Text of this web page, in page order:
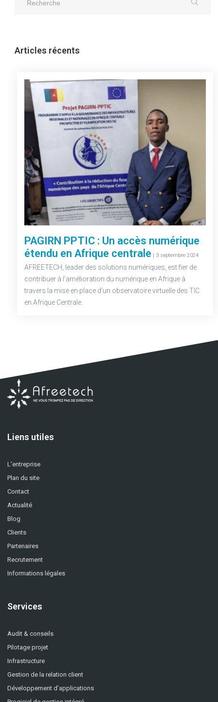
Articles récents
PAGIRN PPTIC : Un accès numérique
étendu en Afrique centrale | 3 septembre 2024
AFREETECH, leader des solutions numériques, est fier de
contribuer à l’amélioration du numérique en Afrique à
travers la mise en place d’un observatoire virtuelle des TIC
en Afrique Centrale.
Liens utiles
L’entreprise
Plan du site
Contact
Actualité
Blog
Clients
Partenaires
Recrutement
Informations légales
Services
Audit & conseils
Pilotage projet
Infrastructure
Gestion de la relation client
Développement d’applications